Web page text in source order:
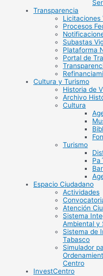
Transparencia
Licitaciones
Procesos
Subastas
Plataforma
Portal de
Cultura y Turismo
Historia de
Archivo
Cultura
Turismo
Espacio Ciudadano
Actividades
Atención
Sistema
Ambiental y
Sistema de
Tabasco
Simulador
Centro
InvestCentro